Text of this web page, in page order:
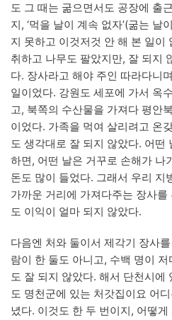
도 그 때는 굶으면서도 공장에 출
지, ‘먹을 날이 계속 없자’(굶는 날
지 못하고 이것저것 안 해 본 일이
취하고 나무도 팔았지만, 잘 되지
다. 장사라고 해야 주인 따라다니
일이었다. 강원도 세포에 가서 옥
고, 북쪽의 수산물을 가져다 평안
이었다. 가족을 먹여 살리려고 온
도 생각대로 잘 되지 않았다. 어떤
하면, 어떤 날은 거꾸로 손해가 나
돈도 많이 들었다. 그래서 우리 지
가까운 거리에 가져다주는 장사
도 이익이 얼마 되지 않았다.
다음엔 처와 둘이서 제각기 장사
람이 한 둘도 아니고, 수백 명이
도 잘 되지 않았다. 해서 단천시에
도 명천군에 있는 처갓집이요 어
녔다. 이것도 한 두 번이지, 어떻